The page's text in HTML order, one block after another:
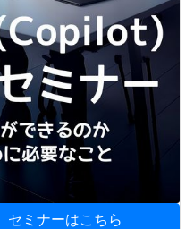
セミナーはこちら